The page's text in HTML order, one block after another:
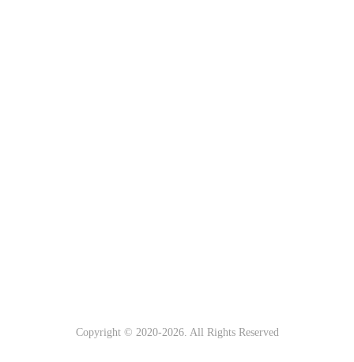
Copyright © 2020-2026. All Rights Reserved